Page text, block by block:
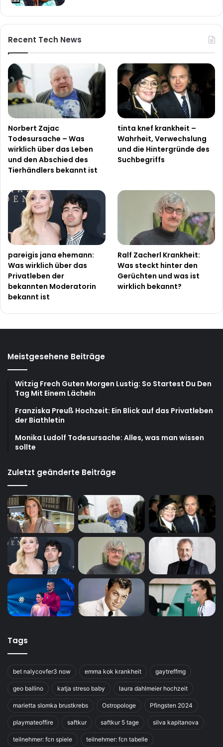
Recent Tech News
Norbert Zajac
Todesursache – Was
wirklich über das Leben
und den Abschied des
Tierhändlers bekannt ist
tinta knef krankheit –
Wahrheit, Verwechslung
und die Hintergründe des
Suchbegriffs
pareigis jana ehemann:
Was wirklich über das
Privatleben der
bekannten Moderatorin
bekannt ist
Ralf Zacherl Krankheit:
Was steckt hinter den
Gerüchten und was ist
wirklich bekannt?
Meistgesehene Beiträge
Witzig Frech Guten Morgen Lustig: So Startest Du Den
Tag Mit Einem Lächeln
Franziska Preuß Hochzeit: Ein Blick auf das Privatleben
der Biathletin
Monika Ludolf Todesursache: Alles, was man wissen
sollte
Zuletzt geänderte Beiträge
Tags
bet nalycovfer3 now emma kok krankheit gaytreffmg
geo ballino katja streso baby laura dahlmeier hochzeit
marietta slomka brustkrebs Ostropologe Pfingsten 2024
playmateoffire saftkur saftkur 5 tage silva kapitanova
teilnehmer: fcn spiele teilnehmer: fcn tabelle